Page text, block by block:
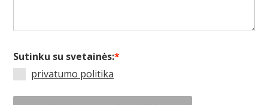
Sutinku su svetainės:*
privatumo politika